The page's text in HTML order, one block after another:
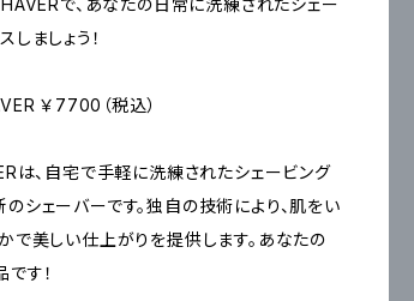
で、あなたの日常に洗練されたシェー
しましょう！
￥7700（税込）
は、自宅で手軽に洗練されたシェービング
シェーバーです。独自の技術により、肌をい
で美しい仕上がりを提供します。あなたの
す！